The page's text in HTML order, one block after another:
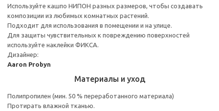
Используйте кашпо НИПОН разных размеров, чтобы создавать
композиции из любимых комнатных растений.
Подходит для использования в помещении и на улице.
Для защиты чувствительных к повреждению поверхностей
используйте наклейки ФИКСА.
Дизайнер:
Aaron Probyn
Материалы и уход
Полипропилен (мин. 50 % переработанного материала)
Протирать влажной тканью.